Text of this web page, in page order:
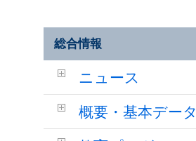
総合情報
ニュース
概要・基本データ